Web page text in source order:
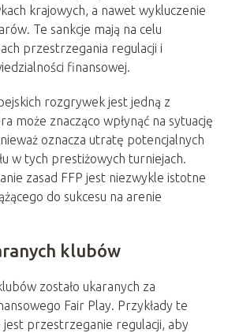
krajowych, a nawet wykluczenie
Te sankcje mają na celu
przestrzegania regulacji i
finansowej.
rozgrywek jest jedną z
może znacząco wpłynąć na sytuację
oznacza utratę potencjalnych
w tych prestiżowych turniejach.
zasad FFP jest niezwykle istotne
do sukcesu na arenie
klubów
zostało ukaranych za
Fair Play. Przykłady te
jest przestrzeganie regulacji, aby